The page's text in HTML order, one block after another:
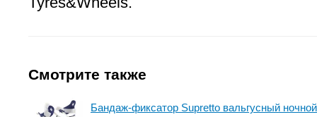
Смотрите также
Бандаж-фиксатор Supretto вальгусный